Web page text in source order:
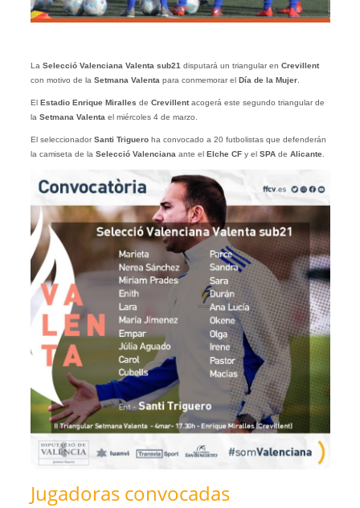
La Selecció Valenciana Valenta sub21 disputará un triangular en Crevillent
con motivo de la Setmana Valenta para conmemorar el Día de la Mujer.
El Estadio Enrique Miralles de Crevillentacogerá este segundo triangular de
la Setmana Valenta el miércoles 4 de marzo.
El seleccionadorSanti Trigueroha convocado a 20 futbolistas que defenderán
la camiseta de la Selecció Valenciana ante el Elche CFy el SPAde Alicante.
Jugadoras convocadas